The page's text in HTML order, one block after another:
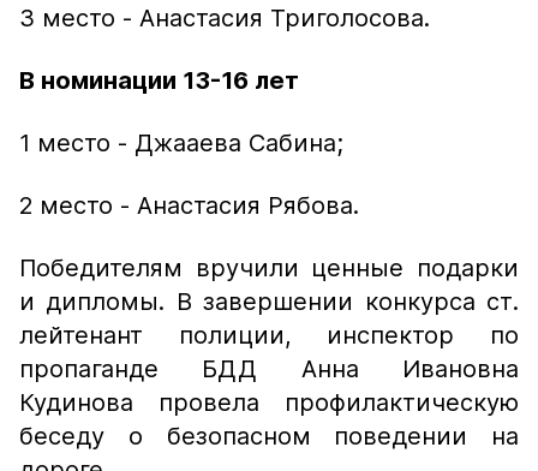
3 место - Анастасия Триголосова.
В номинации 13-16 лет
1 место - Джааева Сабина;
2 место - Анастасия Рябова.
Победителям вручили ценные подарки
и дипломы. В завершении конкурса ст.
лейтенант полиции, инспектор по
пропаганде БДД Анна Ивановна
Кудинова провела профилактическую
беседу о безопасном поведении на